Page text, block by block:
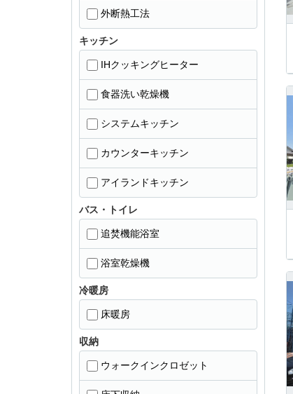
外断熱工法
キッチン
IHクッキングヒーター
食器洗い乾燥機
システムキッチン
カウンターキッチン
アイランドキッチン
バス・トイレ
追焚機能浴室
浴室乾燥機
冷暖房
床暖房
収納
ウォークインクロゼット